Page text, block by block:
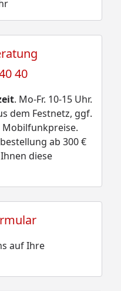
40
. Mo-Fr. 10-15 Uhr.
dem Festnetz, ggf.
ab 300 €
diese
auf Ihre